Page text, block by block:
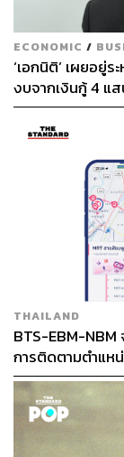
ECONOMIC /
‘เอกนิติ’ เผยอยู่ร
งบจากเงินกู้ 4 แ
เฟส 2 มีเพียงพอ
THAILAND
BTS-EBM-
การติดตามตำแห